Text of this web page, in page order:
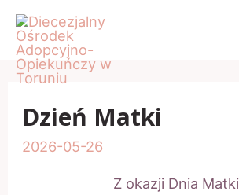
Skip
content
Dzień Matki
2026-05-26
Z okazji Dnia Matki